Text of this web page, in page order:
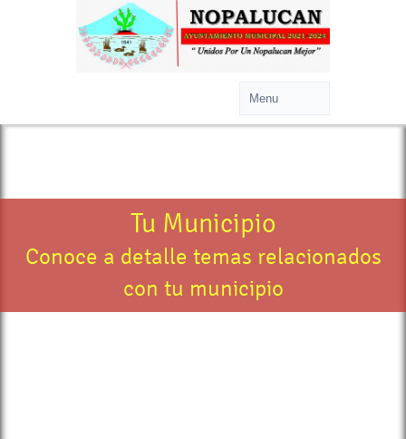
Tu Municipio
Conoce a detalle temas relacionados
con tu municipio